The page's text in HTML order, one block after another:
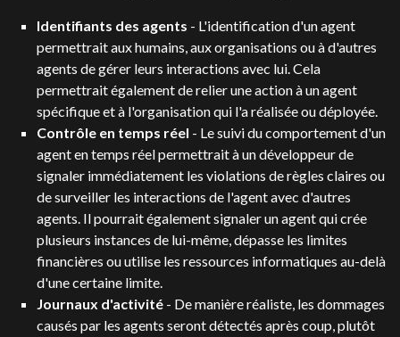
Identifiants des agents - L'identification d'un agent
permettrait aux humains, aux organisations ou à d'autres
agents de gérer leurs interactions avec lui. Cela
permettrait également de relier une action à un agent
spécifique et à l'organisation qui l'a réalisée ou déployée.
Contrôle en temps réel - Le suivi du comportement d'un
agent en temps réel permettrait à un développeur de
signaler immédiatement les violations de règles claires ou
de surveiller les interactions de l'agent avec d'autres
agents. Il pourrait également signaler un agent qui crée
plusieurs instances de lui-même, dépasse les limites
financières ou utilise les ressources informatiques au-delà
d'une certaine limite.
Journaux d'activité - De manière réaliste, les dommages
causés par les agents seront détectés après coup, plutôt